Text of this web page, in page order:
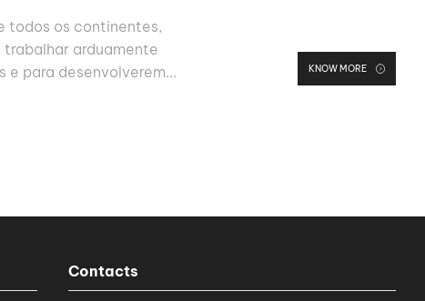
todos os continentes,
arduamente
para desenvolverem...
KNOW MORE
Contacts